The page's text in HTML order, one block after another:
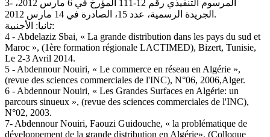
3- المرسوم التنفيذي رقم 12-111 المؤرخ في 6 مارس 2012،
الجريدة الرسمية، عدد 15، الصادرة في 14 مارس 2012.
ثانيا: الأجنبية:
4 - Abdelaziz Sbai, « La grande distribution dans les pays du sud et
Maroc », (1ère formation régionale LACTIMED), Bizert, Tunisie,
Le 2-3 Avril 2014.
5 - Abdennour Nouiri, « Le commerce en réseau en Algérie »,
(revue des sciences commerciales de l'INC), N°06, 2006,Alger.
6 - Abdennour Nouiri, « Les Grandes Surfaces en Algérie: un
parcours sinueux », (revue des sciences commerciales de l'INC),
N°02, 2003.
7- Abdennour Nouiri, Faouzi Guidouche, « la problématique de
développement de la grande distribution en Algérie», (Colloque